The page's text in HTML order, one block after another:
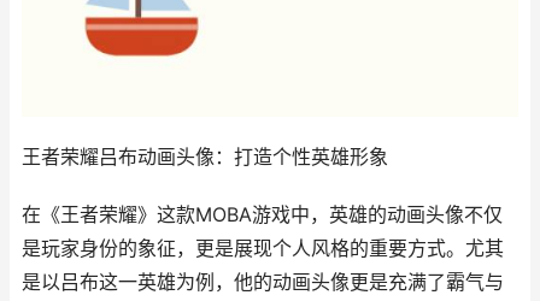
王者荣耀吕布动画头像：打造个性英雄形象
在《王者荣耀》这款MOBA游戏中，英雄的动画头像不仅
是玩家身份的象征，更是展现个人风格的重要方式。尤其
是以吕布这一英雄为例，他的动画头像更是充满了霸气与